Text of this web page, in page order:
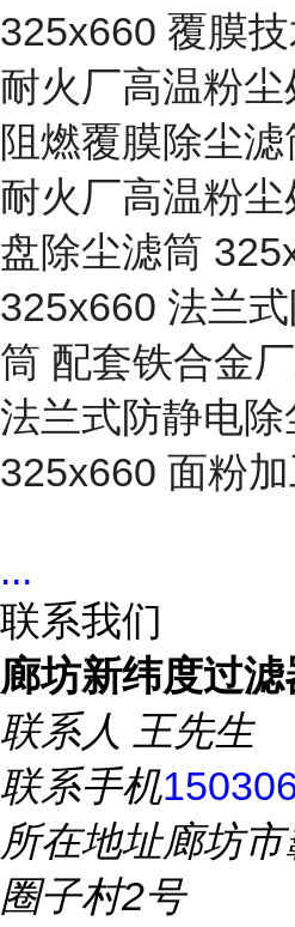
325x660 覆膜
耐火厂高温粉
阻燃覆膜除尘滤
耐火厂高温粉
盘除尘滤筒
325x660 法兰
筒 配套铁合金
法兰式防静电除
325x660 面粉
...
联系我们
廊坊新纬度过滤
联系人 王先生
联系手机
所在地址廊坊
圈子村2号